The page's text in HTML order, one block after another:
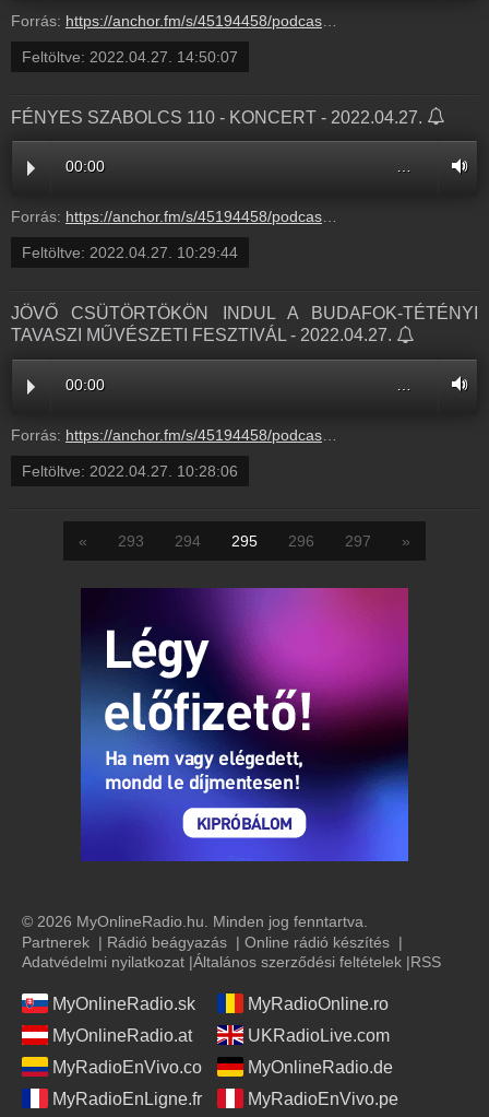
Forrás: https://anchor.fm/s/45194458/podcast/play/51110303/https%3A%2F%2Fd3ctxlq1ktw2nl.cloudfront.net%2Fstaging%2F2022-3-26%2F261784718-44100-2-1c10180157e72.m4a
Feltöltve: 2022.04.27. 14:50:07
FÉNYES SZABOLCS 110 - KONCERT - 2022.04.27.
00:00 …
Forrás: https://anchor.fm/s/45194458/podcast/play/51162311/https%3A%2F%2Fd3ctxlq1ktw2nl.cloudfront.net%2Fstaging%2F2022-3-27%2F7880da68-11a4-0a77-b8bd-8ceeddb4a51e.mp3
Feltöltve: 2022.04.27. 10:29:44
JÖVŐ CSÜTÖRTÖKÖN INDUL A BUDAFOK-TÉTÉNYI
TAVASZI MŰVÉSZETI FESZTIVÁL - 2022.04.27.
00:00
Forrás: https://anchor.fm/s/45194458/podcast/play/51164269/https%3A%2F%2Fd3ctxlq1ktw2nl.cloudfront.net%2Fproduction%2Fexports%2F45194458%2F51164269%2Faf74da39b840c8d30b86c7584b3b9b36.m4a
Feltöltve: 2022.04.27. 10:28:06
« 293 294 295 296 297 »
© 2026 MyOnlineRadio.hu. Minden jog fenntartva.
Partnerek | Rádió beágyazás | Online rádió készítés |
Adatvédelmi nyilatkozat |Általános szerződési feltételek |RSS
MyOnlineRadio.sk
MyRadioOnline.ro
MyOnlineRadio.at
UKRadioLive.com
MyRadioEnVivo.co
MyOnlineRadio.de
MyRadioEnLigne.fr
MyRadioEnVivo.pe